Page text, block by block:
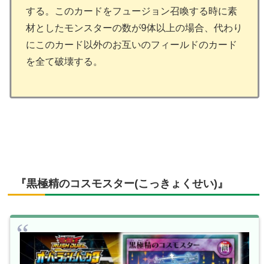
する。このカードをフュージョン召喚する時に素
材としたモンスターの数が9体以上の場合、代わり
にこのカード以外のお互いのフィールドのカード
を全て破壊する。
『黒極精のコスモスター(こっきょくせい)』